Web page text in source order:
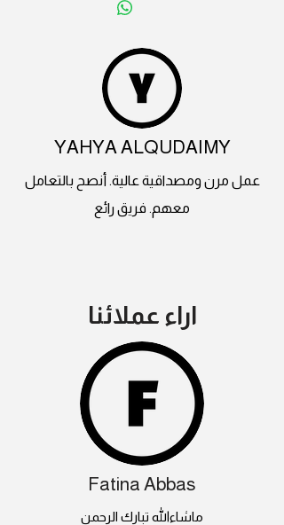
YAHYA ALQUDAIMY
عمل مرن ومصداقية عالية. أنصح بالتعامل
معهم. فريق رائع
اراء عملائنا
Fatina Abbas
ماشاءالله تبارك الرحمن